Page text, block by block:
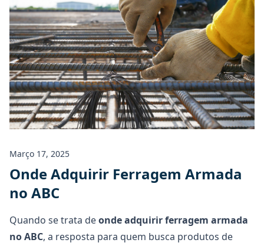
Março 17, 2025
Onde Adquirir Ferragem Armada
no ABC
Quando se trata deonde adquirirferragem armada
no ABC, a resposta para quem busca produtos de